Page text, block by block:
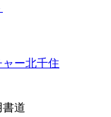
ー北千住
書道